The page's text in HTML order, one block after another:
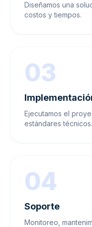
Diseñamos una
costos y tiempos.
03
Ejecutamos el
estándares técnicos.
04
Soporte
Monitoreo,